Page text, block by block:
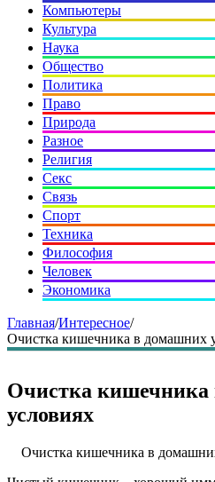
Компьютеры
Культура
Наука
Общество
Политика
Право
Природа
Разное
Религия
Секс
Связь
Спорт
Техника
Философия
Человек
Экономика
Главная/Интересное/
Очистка кишечника в домашних
Очистка
условиях
Очистка кишечника в